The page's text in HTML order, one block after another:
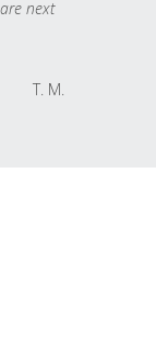
next
T. M.